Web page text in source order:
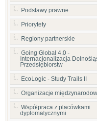
Podstawy prawne
Priorytety
Regiony partnerskie
Going Global 4.0 -
Internacjonalizacja
Przedsiębiorstw
EcoLogic - Study Trails II
Organizacje
Współpraca z placówkami
dyplomatycznymi